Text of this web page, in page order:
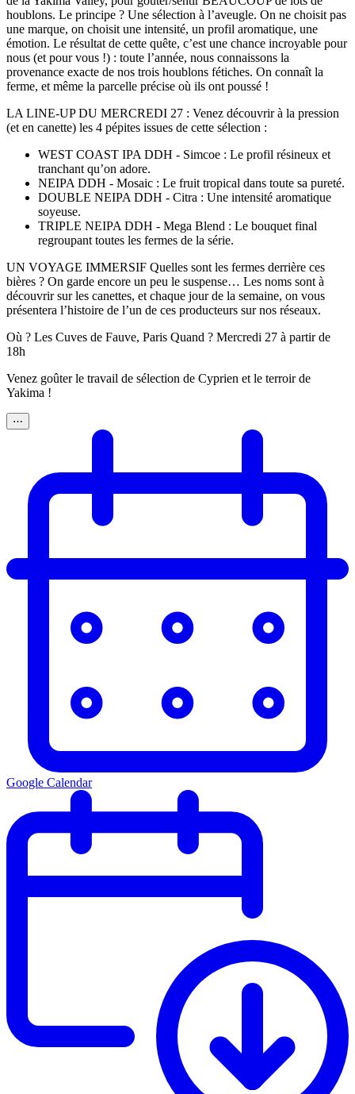
houblons. Le principe ? Une sélection à l’aveugle. On ne choisit pas
une marque, on choisit une intensité, un profil aromatique, une
émotion. Le résultat de cette quête, c’est une chance incroyable pour
nous (et pour vous !) : toute l’année, nous connaissons la
provenance exacte de nos trois houblons fétiches. On connaît la
ferme, et même la parcelle précise où ils ont poussé !
LA LINE-UP DU MERCREDI 27 : Venez découvrir à la pression
(et en canette) les 4 pépites issues de cette sélection :
WEST COAST IPA DDH - Simcoe : Le profil résineux et
tranchant qu’on adore.
NEIPA DDH - Mosaic : Le fruit tropical dans toute sa pureté.
DOUBLE NEIPA DDH - Citra : Une intensité aromatique
soyeuse.
TRIPLE NEIPA DDH - Mega Blend : Le bouquet final
regroupant toutes les fermes de la série.
UN VOYAGE IMMERSIF Quelles sont les fermes derrière ces
bières ? On garde encore un peu le suspense… Les noms sont à
découvrir sur les canettes, et chaque jour de la semaine, on vous
présentera l’histoire de l’un de ces producteurs sur nos réseaux.
Où ? Les Cuves de Fauve, Paris Quand ? Mercredi 27 à partir de
18h
Venez goûter le travail de sélection de Cyprien et le terroir de
Yakima !
⋯
Google Calendar